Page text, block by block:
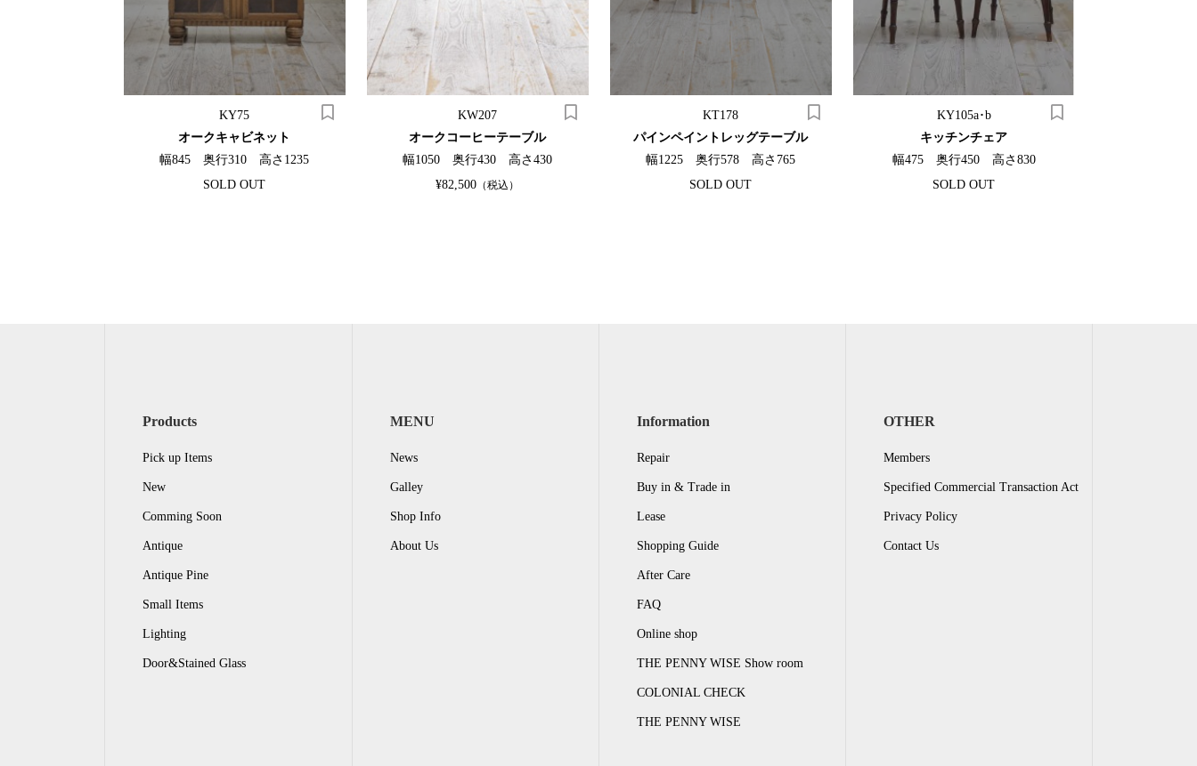
KY75
オークキャビネット
幅845 奥行310 高さ1235
SOLD OUT
KW207
オークコーヒーテーブル
幅1050 奥行430 高さ430
¥82,500 （税込）
KT178
パインペイントレッグテーブル
幅1225 奥行578 高さ765
SOLD OUT
KY105a･b
キッチンチェア
幅475 奥行450 高さ830
SOLD OUT
Products
Pick up Items
New
Comming Soon
Antique
Antique Pine
Small Items
Lighting
Door&Stained Glass
MENU
News
Galley
Shop Info
About Us
Information
Repair
Buy in & Trade in
Lease
Shopping Guide
After Care
FAQ
Online shop
THE PENNY WISE Show room
COLONIAL CHECK
THE PENNY WISE
OTHER
Members
Specified Commercial Transaction Act
Privacy Policy
Contact Us